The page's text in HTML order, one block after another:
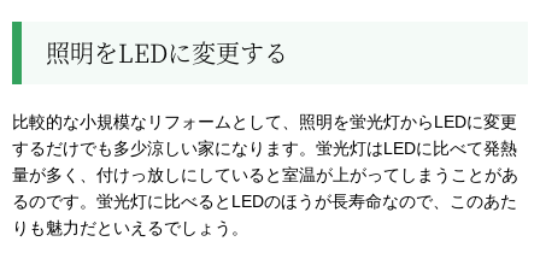
照明をLEDに変更する
比較的な小規模なリフォームとして、照明を蛍光灯からLEDに変更
するだけでも多少涼しい家になります。蛍光灯はLEDに比べて発熱
量が多く、付けっ放しにしていると室温が上がってしまうことがあ
るのです。蛍光灯に比べるとLEDのほうが長寿命なので、このあた
りも魅力だといえるでしょう。